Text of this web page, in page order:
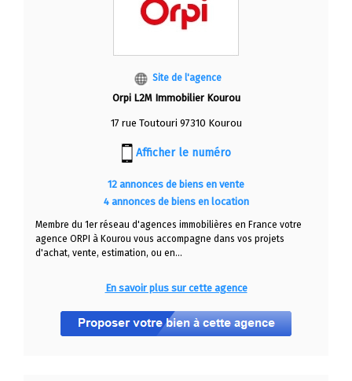
Site de l'agence
Orpi L2M Immobilier Kourou
17 rue Toutouri 97310 Kourou
12 annonces de biens en vente
Afficher le numéro
4 annonces de biens en location
Membre du 1er réseau d'agences immobilières en France votre
agence ORPI à Kourou vous accompagne dans vos projets
d'achat, vente, estimation, ou en...
En savoir plus sur cette agence